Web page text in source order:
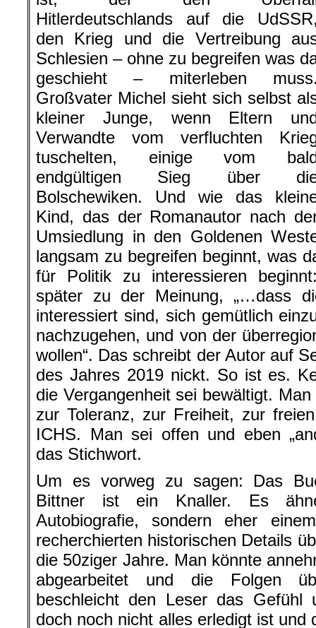
Hitlerdeutschlands auf die
den Krieg und die Vertreibung
Schlesien – ohne zu begreifen was
geschieht – miterleben
Großvater Michel sieht sich selbst
kleiner Junge, wenn Eltern
Verwandte vom verfluchten
tuschelten, einige vom
endgültigen Sieg über
Bolschewiken. Und wie das
Kind, das der Romanautor nach
Umsiedlung in den Goldenen
langsam zu begreifen beginnt, was
für Politik zu interessieren
später zu der Meinung, „…dass
interessiert sind, sich gemütlich
nachzugehen, und von der
wollen“. Das schreibt der Autor auf
des Jahres 2019 nickt. So ist es.
die Vergangenheit sei bewältigt.
zur Toleranz, zur Freiheit, zur
ICHS. Man sei offen und eben
das Stichwort.
Um es vorweg zu sagen: Das
Bittner ist ein Knaller. Es
Autobiografie, sondern eher
recherchierten historischen Details
die 50ziger Jahre. Man könnte
abgearbeitet und die Folgen
beschleicht den Leser das Gefühl
doch noch nicht alles erledigt ist und